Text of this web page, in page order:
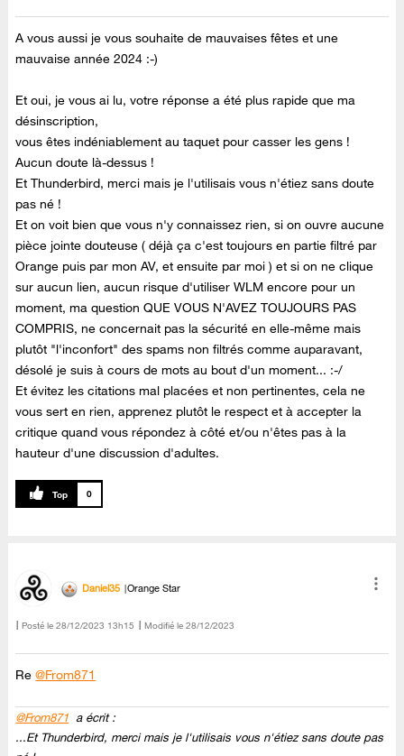
A vous aussi je vous souhaite de mauvaises fêtes et une
mauvaise année 2024 :-)
Et oui, je vous ai lu, votre réponse a été plus rapide que ma
désinscription,
vous êtes indéniablement au taquet pour casser les gens !
Aucun doute là-dessus !
Et Thunderbird, merci mais je l'utilisais vous n'étiez sans doute
pas né !
Et on voit bien que vous n'y connaissez rien, si on ouvre aucune
pièce jointe douteuse ( déjà ça c'est toujours en partie filtré par
Orange puis par mon AV, et ensuite par moi ) et si on ne clique
sur aucun lien, aucun risque d'utiliser WLM encore pour un
moment, ma question QUE VOUS N'AVEZ TOUJOURS PAS
COMPRIS, ne concernait pas la sécurité en elle-même mais
plutôt "l'inconfort" des spams non filtrés comme auparavant,
désolé je suis à cours de mots au bout d'un moment... :-/
Et évitez les citations mal placées et non pertinentes, cela ne
vous sert en rien, apprenez plutôt le respect et à accepter la
critique quand vous répondez à côté et/ou n'êtes pas à la
hauteur d'une discussion d'adultes.
0
Daniel35 Orange Star
Posté le ‎28/12/2023 13h15 Modifié le 28/12/2023
Re@From871
@From871 a écrit :
...Et Thunderbird, merci mais je l'utilisais vous n'étiez sans doute pas